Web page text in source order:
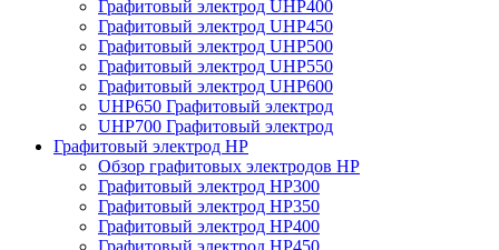
Графитовый электрод UHP400
Графитовый электрод UHP450
Графитовый электрод UHP500
Графитовый электрод UHP550
Графитовый электрод UHP600
UHP650 Графитовый электрод
UHP700 Графитовый электрод
Графитовый электрод HP
Обзор графитовых электродов HP
Графитовый электрод HP300
Графитовый электрод HP350
Графитовый электрод HP400
Графитовый электрод HP450